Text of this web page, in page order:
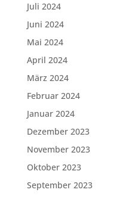
Juli 2024
Juni 2024
Mai 2024
April 2024
März 2024
Februar 2024
Januar 2024
Dezember 2023
November 2023
Oktober 2023
September 2023